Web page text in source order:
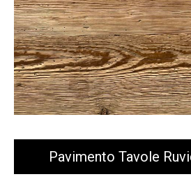
Pavimento Tavole